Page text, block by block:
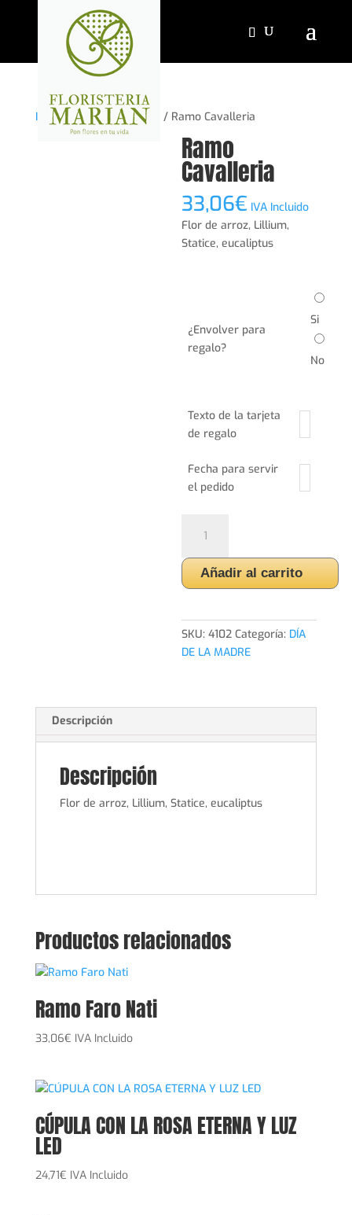
Inicio/ DÍA DE LA MADRE / Ramo Cavalleria
Ramo
Cavalleria
33,06€ IVA Incluido
Flor de arroz, Lillium,
Statice, eucaliptus
¿Envolver para
regalo?
Si
No
Texto de la tarjeta
de regalo
Fecha para servir
el pedido
Cavalleria
cantidad
Añadir al carrito
SKU:4102 Categoría: DÍA
DE LA MADRE
Descripción
Descripción
Flor de arroz, Lillium, Statice, eucaliptus
Productos relacionados
Ramo Faro Nati
33,06€ IVA Incluido
CÚPULA CON LA ROSA ETERNA Y LUZ
LED
24,71€ IVA Incluido